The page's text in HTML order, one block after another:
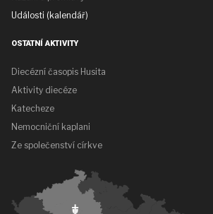
Události (kalendář)
OSTATNÍ AKTIVITY
Diecézní časopis Husita
Aktivity diecéze
Katecheze
Nemocniční kaplani
Ze společenství církve